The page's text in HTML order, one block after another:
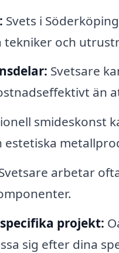
Svets i
tekniker och
Svetsare
än
smideskonst
arbetar
projekt:
sig efter dina